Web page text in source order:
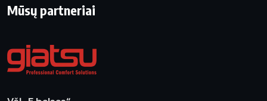
Mūsų partneriai